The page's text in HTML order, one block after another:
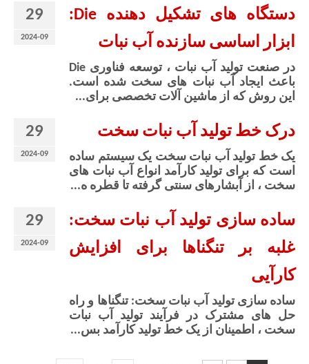
29
2024-09
دستگاه های تشکیل دهنده Die:
ابزار اساسی سازنده آب نبات
در صنعت تولید آب نبات ، توسعه فناوری Die
باعث ایجاد آب نبات های سخت شده است.
این روش که از ماشین آلات تخصصی برای...
29
2024-09
درک خط تولید آب نبات سخت
یک خط تولید آب نبات سخت یک سیستم ساده
است که برای تولید کارآمد انواع آب نبات های
سخت ، از آبشارهای سنتی گرفته تا قطره ه...
29
2024-09
ساده سازی تولید آب نبات سخت:
غلبه بر تنگناها برای افزایش
کارآیی
ساده سازی تولید آب نبات سخت: تنگناها و راه
حل های مشترک در فرآیند تولید آب نبات
سخت ، اطمینان از یک خط تولید کارآمد بس...